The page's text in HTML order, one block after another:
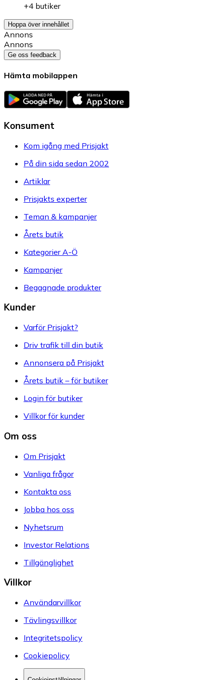
+4 butiker
Hoppa över innehållet
Annons
Annons
Ge oss feedback
Hämta mobilappen
Konsument
Kom igång med Prisjakt
På din sida sedan 2002
Artiklar
Prisjakts experter
Teman & kampanjer
Årets butik
Kategorier A-Ö
Kampanjer
Begagnade produkter
Kunder
Varför Prisjakt?
Driv trafik till din butik
Annonsera på Prisjakt
Årets butik – för butiker
Login för butiker
Villkor för kunder
Om oss
Om Prisjakt
Vanliga frågor
Kontakta oss
Jobba hos oss
Nyhetsrum
Investor Relations
Tillgänglighet
Villkor
Användarvillkor
Tävlingsvillkor
Integritetspolicy
Cookiepolicy